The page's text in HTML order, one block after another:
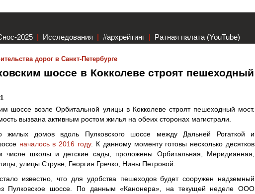
2025 | Исследования | #архрейтинг | Ратная палата (YouTube)
дорог в Санкт-Петербурге
шоссе в Кокколеве строят пешеходный
шоссе возле Орбитальной улицы в Кокколеве строят пешеходный мост.
вызвана активным ростом жилья на обеих сторонах магистрали.
жилых домов вдоль Пулковского шоссе между Дальней Рогаткой и
началось в 2016 году. К данному моменту готовы несколько десятков
числе школы и детские сады, проложены Орбитальная, Меридианная,
улицы Струве, Георгия Гречко, Нины Петровой.
известно, что для удобства пешеходов будет сооружен надземный
Пулковское шоссе. По данным «Канонера», на текущей неделе ООО